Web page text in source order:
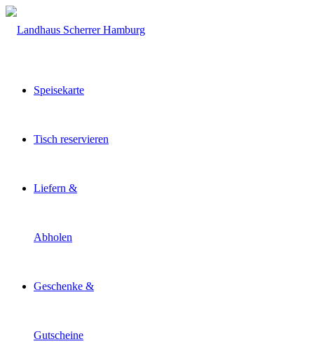
Speisekarte
Tisch reservieren
Liefern &
Abholen
Geschenke &
Gutscheine